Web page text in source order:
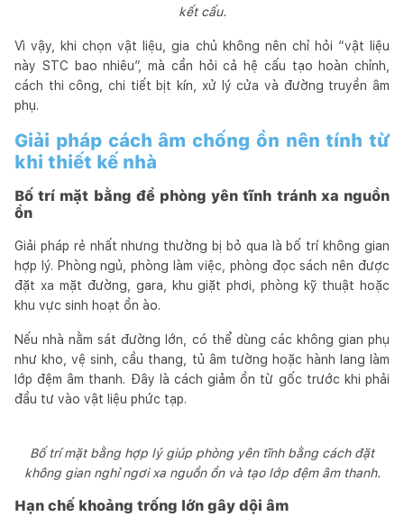
kết cấu.
Vì vậy, khi chọn vật liệu, gia chủ không nên chỉ hỏi “vật liệu
này STC bao nhiêu”, mà cần hỏi cả hệ cấu tạo hoàn chỉnh,
cách thi công, chi tiết bịt kín, xử lý cửa và đường truyền âm
phụ.
Giải pháp cách âm chống ồn nên tính từ
khi thiết kế nhà
Bố trí mặt bằng để phòng yên tĩnh tránh xa nguồn
ồn
Giải pháp rẻ nhất nhưng thường bị bỏ qua là bố trí không gian
hợp lý. Phòng ngủ, phòng làm việc, phòng đọc sách nên được
đặt xa mặt đường, gara, khu giặt phơi, phòng kỹ thuật hoặc
khu vực sinh hoạt ồn ào.
Nếu nhà nằm sát đường lớn, có thể dùng các không gian phụ
như kho, vệ sinh, cầu thang, tủ âm tường hoặc hành lang làm
lớp đệm âm thanh. Đây là cách giảm ồn từ gốc trước khi phải
đầu tư vào vật liệu phức tạp.
Bố trí mặt bằng hợp lý giúp phòng yên tĩnh bằng cách đặt
không gian nghỉ ngơi xa nguồn ồn và tạo lớp đệm âm thanh.
Hạn chế khoảng trống lớn gây dội âm